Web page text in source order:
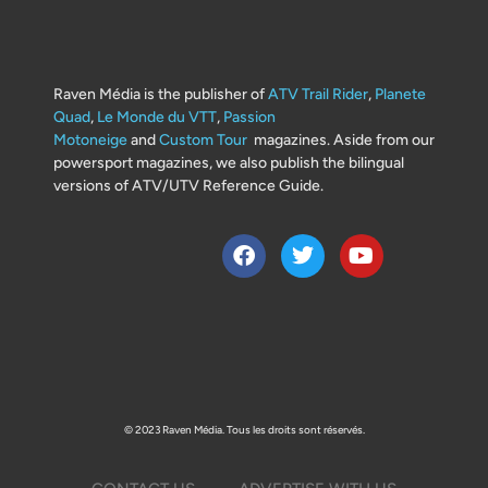
Raven Média is the publisher ofATV Trail Rider, Planete
Quad, Le Monde du VTT, Passion
MotoneigeandCustom Tour magazines. Aside from our
powersport magazines, we also publish the bilingual
versions of ATV/UTV Reference Guide.
© 2023 Raven Média. Tous les droits sont réservés.